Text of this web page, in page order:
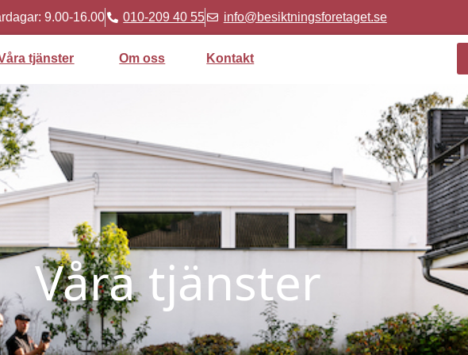
9.00-16.00 010-209 40 55 info@besiktningsforetaget.se
tjänster Om oss Kontakt
Våra tjänster